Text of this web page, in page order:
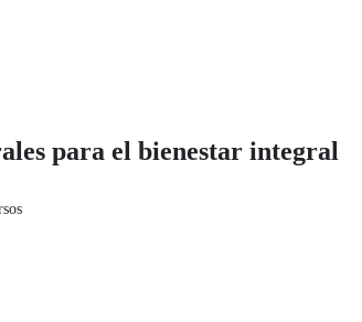
para el bienestar integral